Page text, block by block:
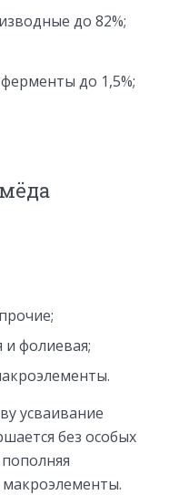
до 82%;
до 1,5%;
и фолиевая;
усваивание
без особых